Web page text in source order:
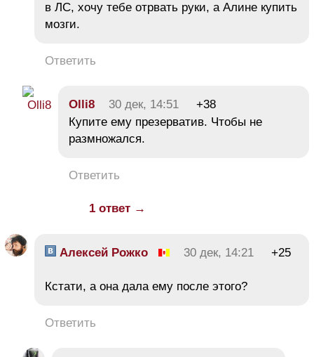
в ЛС, хочу тебе отрвать руки, а Алине купить
мозги.
Ответить
Olli8 30 дек, 14:51
+38
Купите ему презерватив. Чтобы не
размножался.
Ответить
1 ответ →
Алексей Рожко 30 дек, 14:21 +25
Кстати, а она дала ему после этого?
Ответить